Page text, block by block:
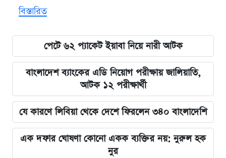
বিস্তারিত
পেটে ৬২ প্যাকেট ইয়াবা নিয়ে নারী আটক
বাংলাদেশ ব্যাংকের এডি নিয়োগ পরীক্ষায় জালিয়াতি,
আটক ১২ পরীক্ষার্থী
যে কারণে লিবিয়া থেকে দেশে ফিরলেন ৩৪০ বাংলাদেশি
এক দফার ঘোষণা কোনো একক ব্যক্তির নয়: নুরুল হক
নুর